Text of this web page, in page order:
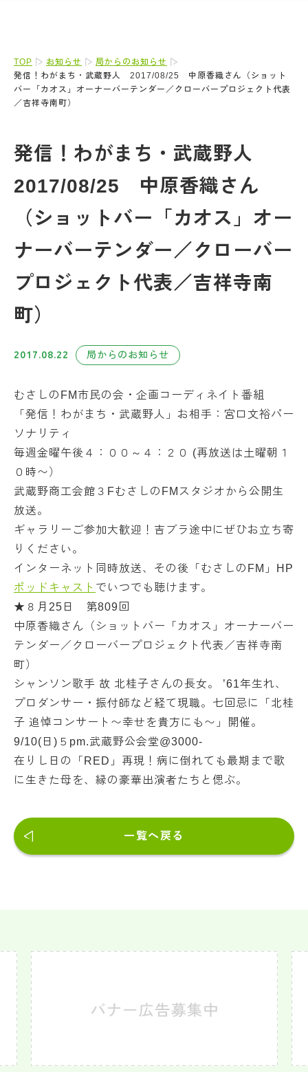
TOP お知らせ
局からのお知らせ
発信！わがまち・武蔵野人 2017/08/25 中原香織さん（ショット
バー「カオス」オーナーバーテンダー／クローバープロジェクト代表
／吉祥寺南町）
発信！わがまち・武蔵野人
2017/08/25 中原香織さん
（ショットバー「カオス」オー
ナーバーテンダー／クローバー
プロジェクト代表／吉祥寺南
町）
2017.08.22 局からのお知らせ
むさしのFM市民の会・企画コーディネイト番組
「発信！わがまち・武蔵野人」お相手：宮口文裕パー
ソナリティ
毎週金曜午後４：００～４：２０ (再放送は土曜朝１
０時〜）
武蔵野商工会館３FむさしのFMスタジオから公開生
放送。
ギャラリーご参加大歓迎！吉ブラ途中にぜひお立ち寄
りください。
インターネット同時放送、その後「むさしのFM」HP
ポッドキャスト でいつでも聴けます。
★８月25日 第809回
中原香織さん（ショットバー「カオス」オーナーバー
テンダー／クローバープロジェクト代表／吉祥寺南
町）
シャンソン歌手 故 北桂子さんの長女。 ’61年生れ、
プロダンサー・振付師など経て現職。七回忌に「北桂
子 追悼コンサート〜幸せを貴方にも〜」開催。
9/10(日)５pm.武蔵野公会堂@3000-
在りし日の「RED」再現！病に倒れても最期まで歌
に生きた母を、縁の豪華出演者たちと偲ぶ。
一覧へ戻る